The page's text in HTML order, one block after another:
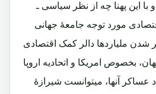
این پهنا چه از نظر سیاسی ـ
مورد توجه جامعۀ جهانی
شدن ملیاردها دالر کمک اقتصادی
بخصوص امریکا و اتحادیه اروپا
عساکر آنها، میتوانست شیرازۀ